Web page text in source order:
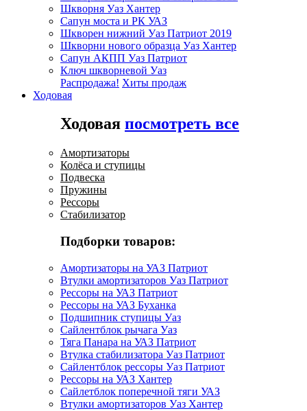
Шкворня Уаз Хантер
Сапун моста и РК УАЗ
Шкворен нижний Уаз Патриот 2019
Шкворни нового образца Уаз Хантер
Сапун АКПП Уаз Патриот
Ключ шкворневой Уаз
Распродажа! Хиты продаж
Ходовая
Ходовая посмотреть все
Амортизаторы
Колёса и ступицы
Подвеска
Пружины
Рессоры
Стабилизатор
Подборки товаров:
Амортизаторы на УАЗ Патриот
Втулки амортизаторов Уаз Патриот
Рессоры на УАЗ Патриот
Рессоры на УАЗ Буханка
Подшипник ступицы Уаз
Сайлентблок рычага Уаз
Тяга Панара на УАЗ Патриот
Втулка стабилизатора Уаз Патриот
Сайлентблок рессоры Уаз Патриот
Рессоры на УАЗ Хантер
Сайлетблок поперечной тяги УАЗ
Втулки амортизаторов Уаз Хантер